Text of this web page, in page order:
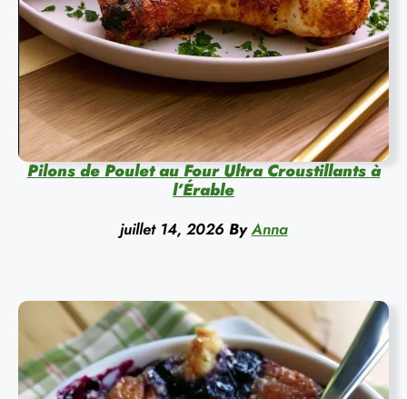
Pilons de Poulet au Four Ultra Croustillants à
l’Érable
juillet 14, 2026 By Anna